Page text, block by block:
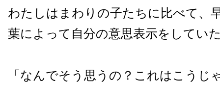
わたしはまわりの子たちに比べて、
葉によって自分の意思表示をしてい
「なんでそう思うの？これはこうじ